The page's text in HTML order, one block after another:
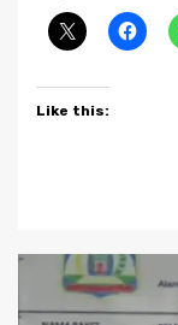
Like this: